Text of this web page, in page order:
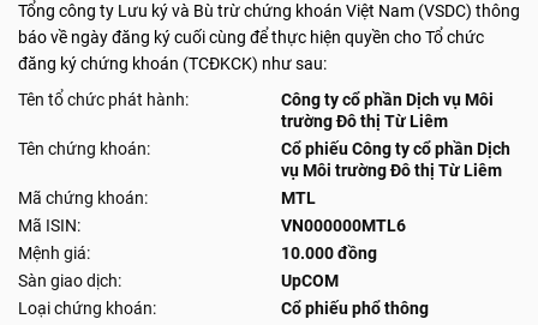
Tổng công ty Lưu ký và Bù trừ chứng khoán Việt Nam (VSDC) thông
báo về ngày đăng ký cuối cùng để thực hiện quyền cho Tổ chức
đăng ký chứng khoán (TCĐKCK) như sau:
Tên tổ chức phát hành:
Công ty cổ phần Dịch vụ Môi
trường Đô thị Từ Liêm
Tên chứng khoán:
Cổ phiếu Công ty cổ phần Dịch
vụ Môi trường Đô thị Từ Liêm
Mã chứng khoán:
MTL
Mã ISIN:
VN000000MTL6
Mệnh giá:
10.000 đồng
Sàn giao dịch:
UpCOM
Loại chứng khoán:
Cổ phiếu phổ thông